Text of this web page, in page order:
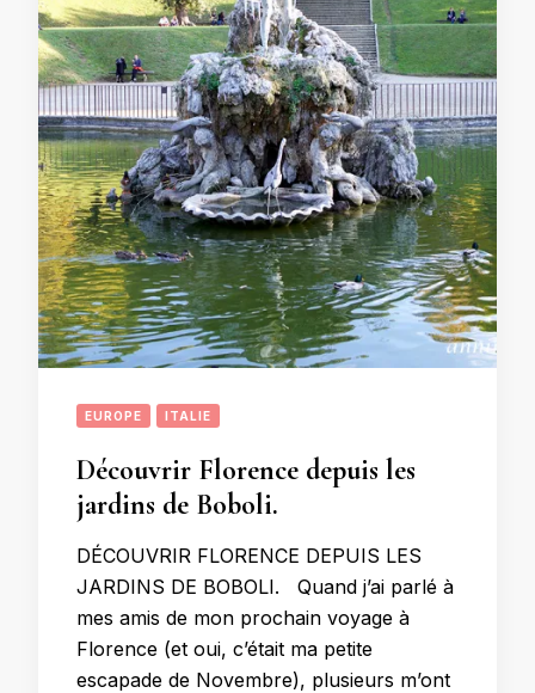
EUROPE ITALIE
Découvrir Florence depuis les
jardins de Boboli.
DÉCOUVRIR FLORENCE DEPUIS LES
JARDINS DE BOBOLI. Quand j’ai parlé à
mes amis de mon prochain voyage à
Florence (et oui, c’était ma petite
escapade de Novembre), plusieurs m’ont